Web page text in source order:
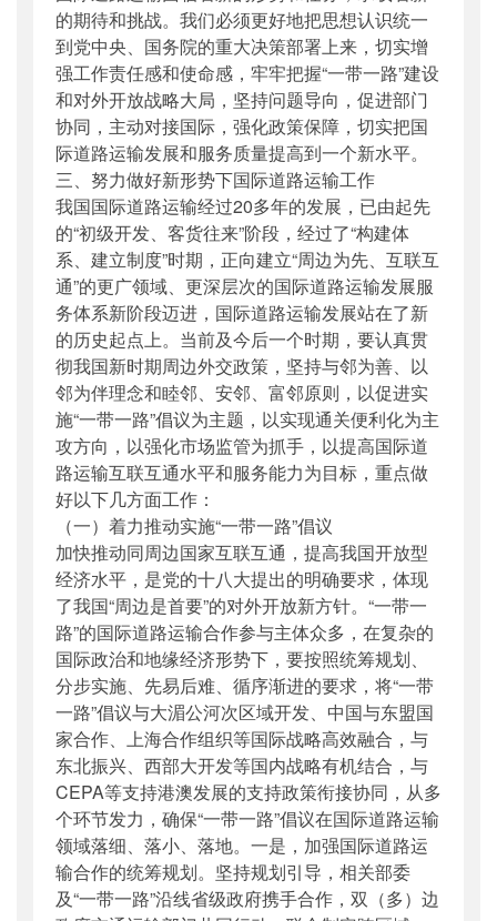
的期待和挑战。我们必须更好地把思想认识统一
到党中央、国务院的重大决策部署上来，切实增
强工作责任感和使命感，牢牢把握“一带一路”建设
和对外开放战略大局，坚持问题导向，促进部门
协同，主动对接国际，强化政策保障，切实把国
际道路运输发展和服务质量提高到一个新水平。
三、努力做好新形势下国际道路运输工作
我国国际道路运输经过20多年的发展，已由起先
的“初级开发、客货往来”阶段，经过了“构建体
系、建立制度”时期，正向建立“周边为先、互联互
通”的更广领域、更深层次的国际道路运输发展服
务体系新阶段迈进，国际道路运输发展站在了新
的历史起点上。当前及今后一个时期，要认真贯
彻我国新时期周边外交政策，坚持与邻为善、以
邻为伴理念和睦邻、安邻、富邻原则，以促进实
施“一带一路”倡议为主题，以实现通关便利化为主
攻方向，以强化市场监管为抓手，以提高国际道
路运输互联互通水平和服务能力为目标，重点做
好以下几方面工作：
（一）着力推动实施“一带一路”倡议
加快推动同周边国家互联互通，提高我国开放型
经济水平，是党的十八大提出的明确要求，体现
了我国“周边是首要”的对外开放新方针。“一带一
路”的国际道路运输合作参与主体众多，在复杂的
国际政治和地缘经济形势下，要按照统筹规划、
分步实施、先易后难、循序渐进的要求，将“一带
一路”倡议与大湄公河次区域开发、中国与东盟国
家合作、上海合作组织等国际战略高效融合，与
东北振兴、西部大开发等国内战略有机结合，与
CEPA等支持港澳发展的支持政策衔接协同，从多
个环节发力，确保“一带一路”倡议在国际道路运输
领域落细、落小、落地。一是，加强国际道路运
输合作的统筹规划。坚持规划引导，相关部委
及“一带一路”沿线省级政府携手合作，双（多）边